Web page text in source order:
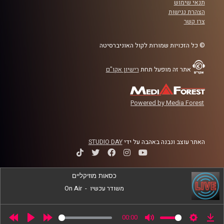
בביה"ס לפסיכולוגיה באוניברסיטת רייכמן.
קרדיט תמונות:
AudioVersity
תנאי שימוש
הצהרת נגישות
צרו קשר
© כל הזכויות שמורות לקול האוניברסיטה
אתר זה מופעל תחת רישיון אקו"ם
Powered by Media Forest
האתר עוצב ונבנה באהבה על ידיSTUDIO DAY
00:00
כסאות מוזיקליים
משודר עכשיו -
On Air